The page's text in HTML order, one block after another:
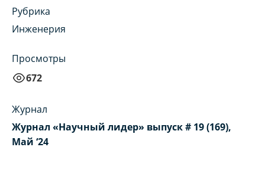
Рубрика
Инженерия
Просмотры
672
Журнал
Журнал «Научный лидер» выпуск # 19 (169),
Май ‘24